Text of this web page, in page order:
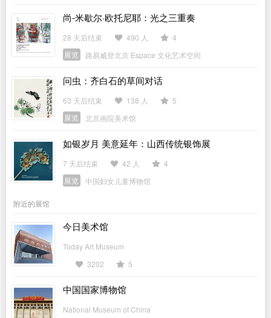
尚-米歇尔·欧托尼耶：光之三重奏
28 天后结束 490 人
4
展览
路易威登北京 Espace 文化艺术空间
问虫：齐白石的草间对话
63 天后结束 138 人
5
展览
北京画院美术馆
如银岁月 美意延年：山西传统银饰展
7 天后结束 42 人
4
展览
中国妇女儿童博物馆
附近的展馆
今日美术馆
Today Art Museum
3202
5
中国国家博物馆
National Museum of China